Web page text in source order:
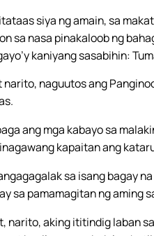
siya ng amain, sa
sa nasa pinakaloob ng
kaniyang sasabihin:
narito, naguutos ang
ang mga kabayo sa
kapaitan ang
sa isang bagay
sa pamamagitan ng aming
narito, aking ititindig laban